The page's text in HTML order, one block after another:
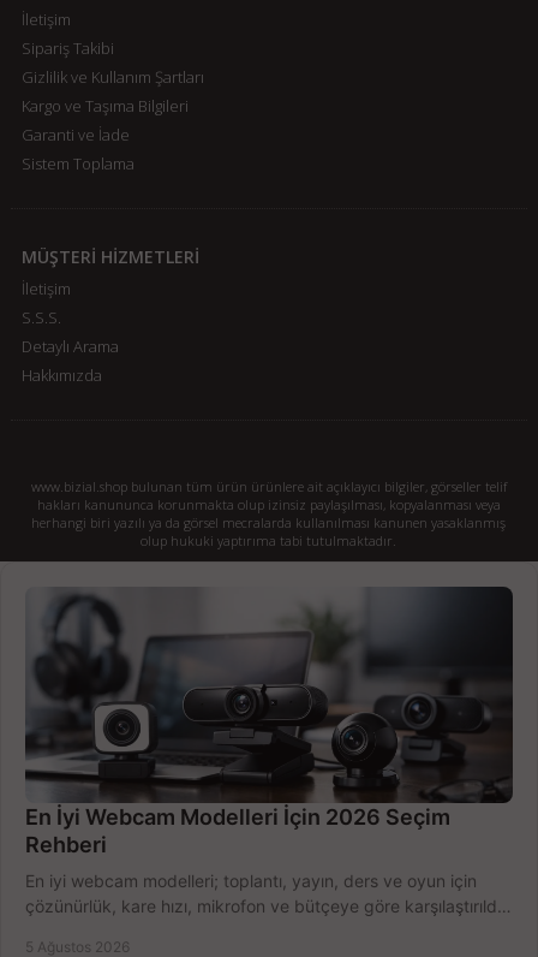
İletişim
Sipariş Takibi
Gizlilik ve Kullanım Şartları
Kargo ve Taşıma Bilgileri
Garanti ve İade
Sistem Toplama
MÜŞTERİ HİZMETLERİ
İletişim
S.S.S.
Detaylı Arama
Hakkımızda
www.bizial.shop bulunan tüm ürün ürünlere ait açıklayıcı bilgiler, görseller telif
hakları kanununca korunmakta olup izinsiz paylaşılması, kopyalanması veya
herhangi biri yazılı ya da görsel mecralarda kullanılması kanunen yasaklanmış
olup hukuki yaptırıma tabi tutulmaktadır.
En İyi Webcam Modelleri İçin 2026 Seçim
Rehberi
En iyi webcam modelleri; toplantı, yayın, ders ve oyun için
çözünürlük, kare hızı, mikrofon ve bütçeye göre karşılaştırıldı.
5 Ağustos 2026